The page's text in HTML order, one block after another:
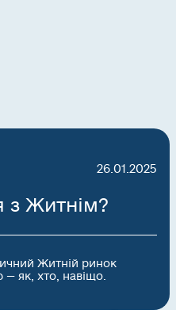
26.01.2025
з Житнім?
Житній ринок
— як, хто, навіщо.